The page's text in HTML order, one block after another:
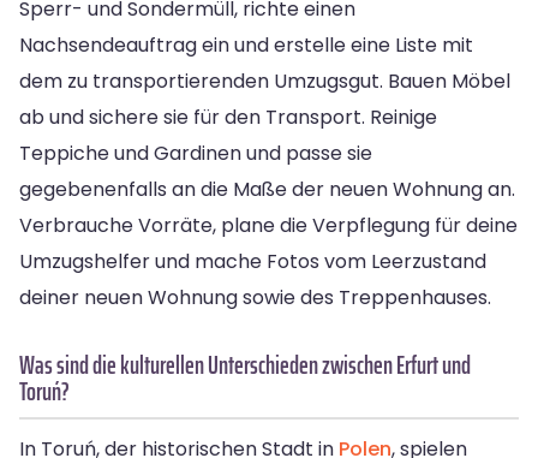
Sperr- und Sondermüll, richte einen
Nachsendeauftrag ein und erstelle eine Liste mit
dem zu transportierenden Umzugsgut. Bauen Möbel
ab und sichere sie für den Transport. Reinige
Teppiche und Gardinen und passe sie
gegebenenfalls an die Maße der neuen Wohnung an.
Verbrauche Vorräte, plane die Verpflegung für deine
Umzugshelfer und mache Fotos vom Leerzustand
deiner neuen Wohnung sowie des Treppenhauses.
Was sind die kulturellen Unterschieden zwischen Erfurt und
Toruń?
In Toruń, der historischen Stadt in Polen, spielen